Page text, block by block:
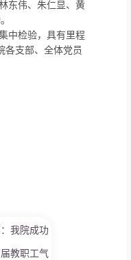
东伟、朱仁显、黄
中检验，具有里程
各支部、全体党员
：我院成功
教职工气